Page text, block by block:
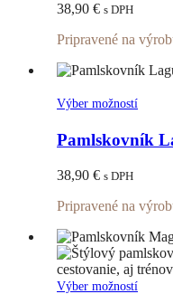
si
môžete
stránke
38,90 € s DPH
Pripravené na
Výber možnostíTento
má
na
Pamlskovník
38,90 € s DPH
Pripravené na
Výber možnostíTento